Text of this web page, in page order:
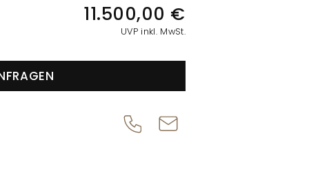
11.500,00 €
UVP inkl. MwSt.